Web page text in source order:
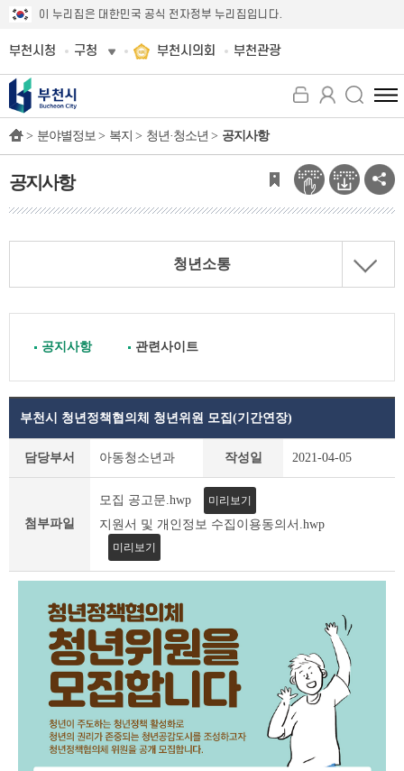
이 누리집은 대한민국 공식 전자정부 누리집입니다.
부천시청 구청 부천시의회 부천관광
전
체
뉴
보
기
> 분야별정보 > 복지 > 청년·청소년 > 공지사항
공지사항
청년소통
공지사항 관련사이트
회
부천시 청년정책협의체 청년위원 모집(기간연장)
담당부서 아동청소년과 작성일 2021-04-05
첨부파일
모집 공고문.hwp 미리보기
지원서 및 개인정보 수집이용동의서.hwp
미리보기